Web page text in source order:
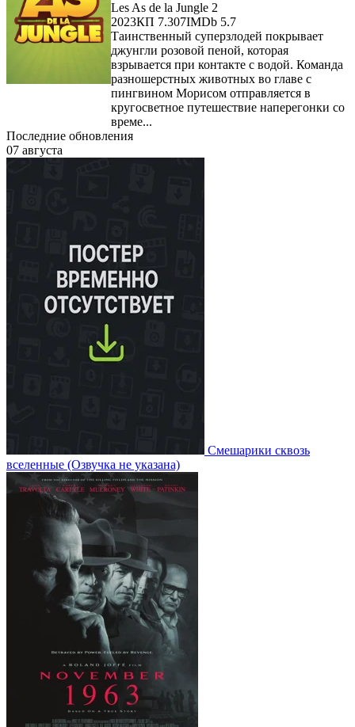
Les As de la Jungle 2
2023КП 7.307IMDb 5.7
Таинственный суперзлодей покрывает
джунгли розовой пеной, которая
взрывается при контакте с водой. Команда
разношерстных животных во главе с
пингвином Морисом отправляется в
кругосветное путешествие наперегонки со
време...
Последние обновления
07 августа
Смешарики сквозь
вселенные (Озвучка не указана)